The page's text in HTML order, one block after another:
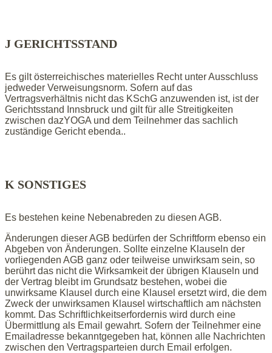
J GERICHTSSTAND
Es gilt österreichisches materielles Recht unter Ausschluss
jedweder Verweisungsnorm. Sofern auf das
Vertragsverhältnis nicht das KSchG anzuwenden ist, ist der
Gerichtsstand Innsbruck und gilt für alle Streitigkeiten
zwischen dazYOGA und dem Teilnehmer das sachlich
zuständige Gericht ebenda..
K SONSTIGES
Es bestehen keine Nebenabreden zu diesen AGB.
Änderungen dieser AGB bedürfen der Schriftform ebenso ein
Abgeben von Änderungen. Sollte einzelne Klauseln der
vorliegenden AGB ganz oder teilweise unwirksam sein, so
berührt das nicht die Wirksamkeit der übrigen Klauseln und
der Vertrag bleibt im Grundsatz bestehen, wobei die
unwirksame Klausel durch eine Klausel ersetzt wird, die dem
Zweck der unwirksamen Klausel wirtschaftlich am nächsten
kommt. Das Schriftlichkeitserfordernis wird durch eine
Übermittlung als Email gewahrt. Sofern der Teilnehmer eine
Emailadresse bekanntgegeben hat, können alle Nachrichten
zwischen den Vertragsparteien durch Email erfolgen.